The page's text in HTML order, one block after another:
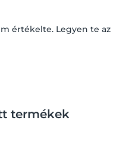
értékelte. Legyen te az
termékek